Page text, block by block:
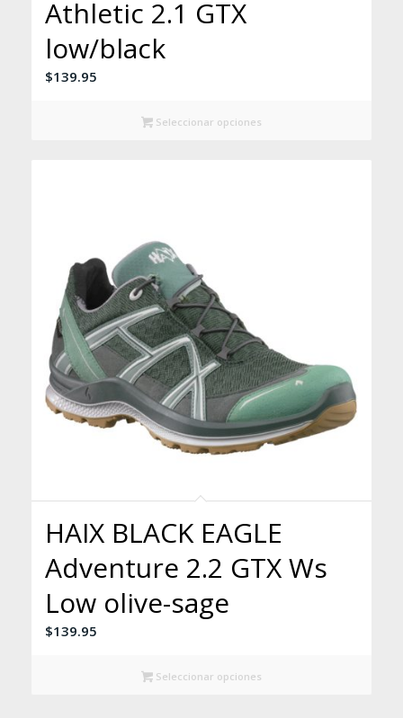
Athletic 2.1 GTX
low/black
$139.95
Seleccionar opciones
HAIX BLACK EAGLE
Adventure 2.2 GTX Ws
Low olive-sage
$139.95
Seleccionar opciones